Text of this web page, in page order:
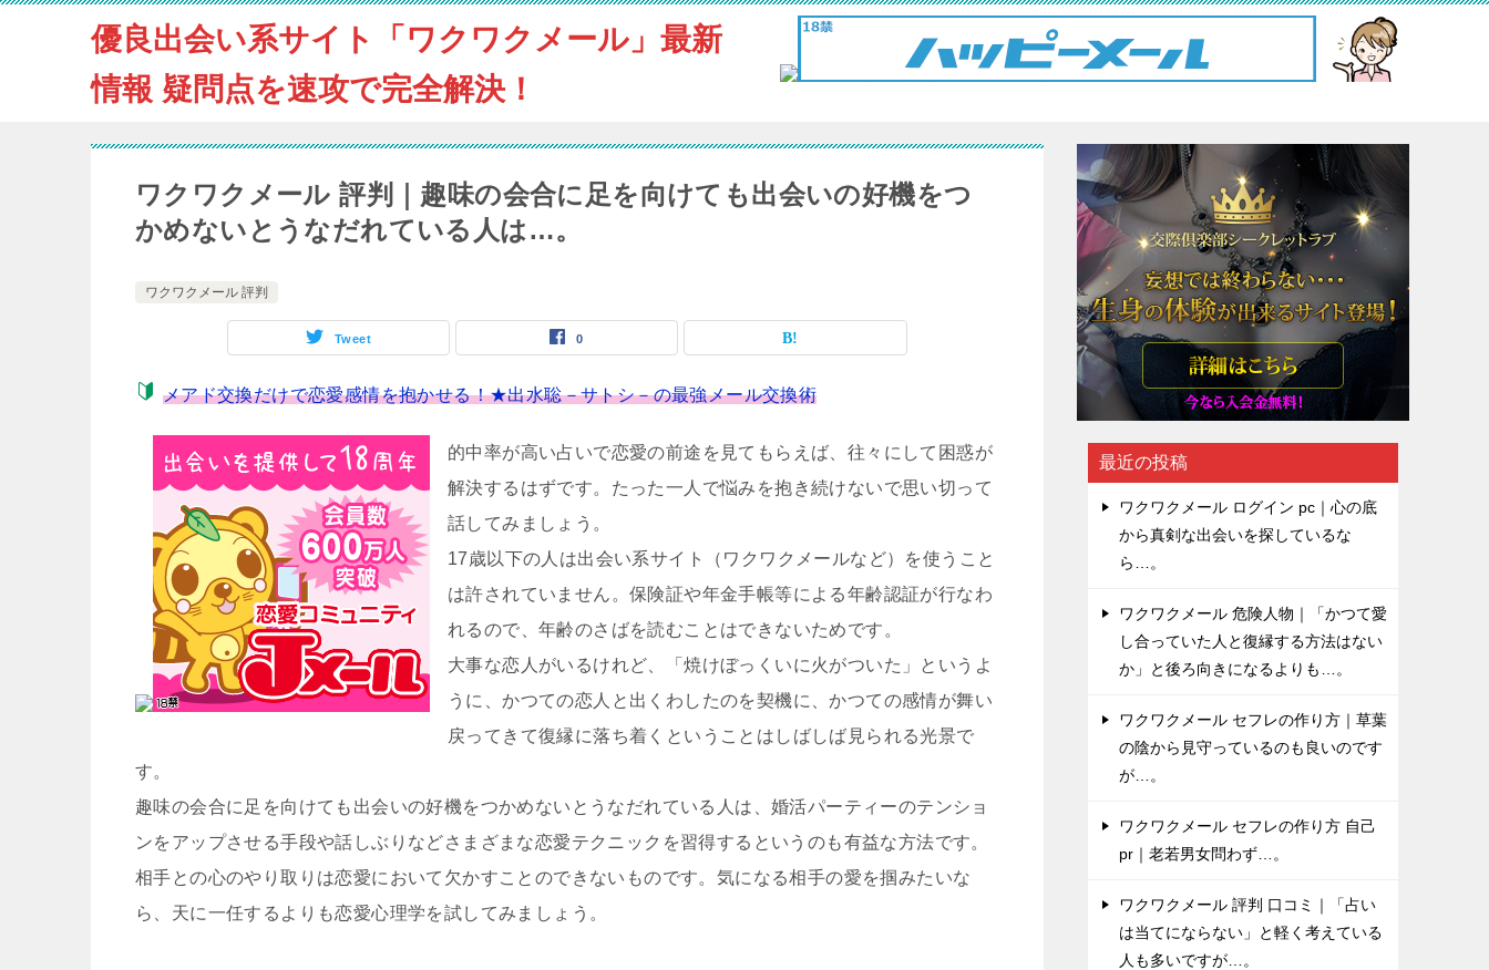
優良出会い系サイト「ワクワクメール」最新
情報 疑問点を速攻で完全解決！
ワクワクメール 評判｜趣味の会合に足を向けても出会いの好機をつ
かめないとうなだれている人は…。
ワクワクメール 評判
Tweet 0
メアド交換だけで恋愛感情を抱かせる！★出水聡－サトシ－の最強メール交換術
的中率が高い占いで恋愛の前途を見てもらえば、往々にして困惑が
解決するはずです。たった一人で悩みを抱き続けないで思い切って
話してみましょう。
17歳以下の人は出会い系サイト（ワクワクメールなど）を使うこと
は許されていません。保険証や年金手帳等による年齢認証が行なわ
れるので、年齢のさばを読むことはできないためです。
大事な恋人がいるけれど、「焼けぼっくいに火がついた」というよ
うに、かつての恋人と出くわしたのを契機に、かつての感情が舞い
戻ってきて復縁に落ち着くということはしばしば見られる光景で
す。
趣味の会合に足を向けても出会いの好機をつかめないとうなだれている人は、婚活パーティーのテンショ
ンをアップさせる手段や話しぶりなどさまざまな恋愛テクニックを習得するというのも有益な方法です。
相手との心のやり取りは恋愛において欠かすことのできないものです。気になる相手の愛を掴みたいな
ら、天に一任するよりも恋愛心理学を試してみましょう。
最近の投稿
ワクワクメール ログイン pc｜心の底
から真剣な出会いを探しているな
ら…。
ワクワクメール 危険人物｜「かつて愛
し合っていた人と復縁する方法はない
か」と後ろ向きになるよりも…。
ワクワクメール セフレの作り方｜草葉
の陰から見守っているのも良いのです
が…。
ワクワクメール セフレの作り方 自己
pr｜老若男女問わず…。
ワクワクメール 評判 口コミ｜「占い
は当てにならない」と軽く考えている
人も多いですが…。